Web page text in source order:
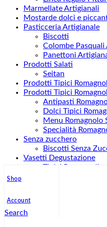
Shop
Account
Search
Marmellate Artigianali
Mostarde dolci e
Pasticceria Artigianale
Biscotti
Colombe Pasquali
Panettoni
Prodotti Salati
Seitan
Prodotti Tipici
Prodotti Tipici
Antipasti
Dolci Tipici
Menu Romagnolo
Specialità
Senza zucchero
Biscotti Senza
Vasetti Degustazione
Tipici Romagnoli